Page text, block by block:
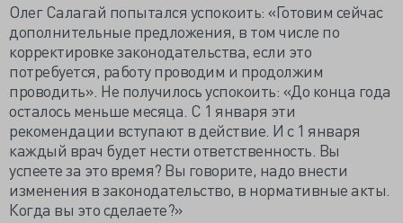
Олег Салагай попытался успокоить: «Готовим сейчас
дополнительные предложения, в том числе по
корректировке законодательства, если это
потребуется, работу проводим и продолжим
проводить». Не получилось успокоить: «До конца года
осталось меньше месяца. С 1 января эти
рекомендации вступают в действие. И с 1 января
каждый врач будет нести ответственность. Вы
успеете за это время? Вы говорите, надо внести
изменения в законодательство, в нормативные акты.
Когда вы это сделаете?»